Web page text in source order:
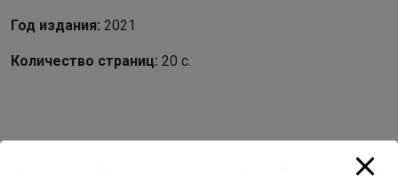
Год издания: 2021
Количество страниц: 20 с.
Далан Павлов учится в 9 классе Таттинской